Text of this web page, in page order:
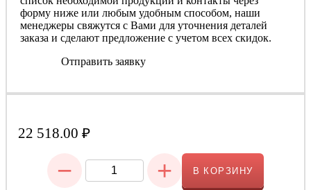
форму ниже или любым удобным способом, наши
менеджеры свяжутся с Вами для уточнения деталей
заказа и сделают предложение с учетом всех скидок.
Отправить заявку
22 518.00 ₽
− + В КОРЗИНУ